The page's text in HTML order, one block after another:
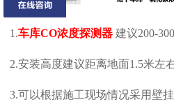
1.车库CO浓度探测器 建议200-
2.安装高度建议距离地面1.5米左
3.可以根据施工现场情况采用壁